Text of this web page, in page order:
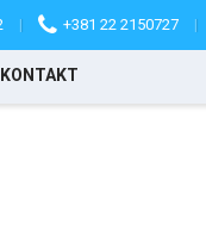
| +381 22 2150727 |
KONTAKT